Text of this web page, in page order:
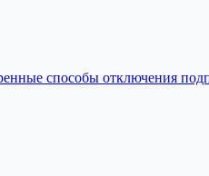
способы отключения